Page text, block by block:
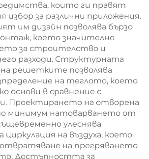
които ги правят
избор за различни приложения.
им дизайн позволява бързо
което значително
за строителство и
разходи. Структурната
решетките позволява
на теглото, което
основи в сравнение с
Проектирането на отворена
минимум натоварването от
улеснява
на въздуха, което
на прегряването
Достъпността за